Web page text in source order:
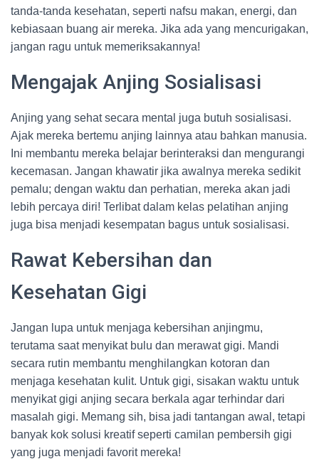
tanda-tanda kesehatan, seperti nafsu makan, energi, dan
kebiasaan buang air mereka. Jika ada yang mencurigakan,
jangan ragu untuk memeriksakannya!
Mengajak Anjing Sosialisasi
Anjing yang sehat secara mental juga butuh sosialisasi.
Ajak mereka bertemu anjing lainnya atau bahkan manusia.
Ini membantu mereka belajar berinteraksi dan mengurangi
kecemasan. Jangan khawatir jika awalnya mereka sedikit
pemalu; dengan waktu dan perhatian, mereka akan jadi
lebih percaya diri! Terlibat dalam kelas pelatihan anjing
juga bisa menjadi kesempatan bagus untuk sosialisasi.
Rawat Kebersihan dan
Kesehatan Gigi
Jangan lupa untuk menjaga kebersihan anjingmu,
terutama saat menyikat bulu dan merawat gigi. Mandi
secara rutin membantu menghilangkan kotoran dan
menjaga kesehatan kulit. Untuk gigi, sisakan waktu untuk
menyikat gigi anjing secara berkala agar terhindar dari
masalah gigi. Memang sih, bisa jadi tantangan awal, tetapi
banyak kok solusi kreatif seperti camilan pembersih gigi
yang juga menjadi favorit mereka!